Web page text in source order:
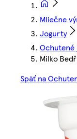
Mliečne
Jogurty
Milko
Späť na